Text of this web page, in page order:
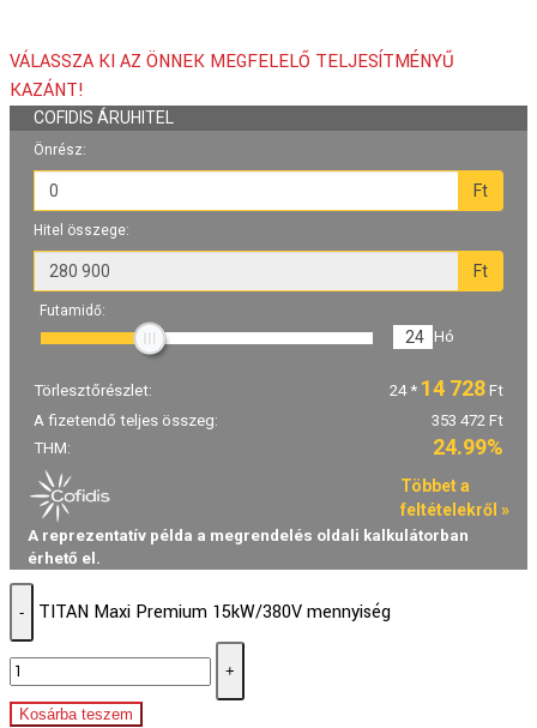
VÁLASSZA KI AZ ÖNNEK MEGFELELŐ TELJESÍTMÉNYŰ
KAZÁNT!
- TITAN Maxi Premium 15kW/380V mennyiség
+
Kosárba teszem